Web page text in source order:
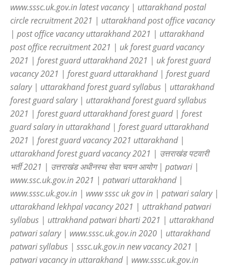
www.sssc.uk.gov.in latest vacancy | uttarakhand postal
circle recruitment 2021 | uttarakhand post office vacancy
| post office vacancy uttarakhand 2021 | uttarakhand
post office recruitment 2021 | uk forest guard vacancy
2021 | forest guard uttarakhand 2021 | uk forest guard
vacancy 2021 | forest guard uttarakhand | forest guard
salary | uttarakhand forest guard syllabus | uttarakhand
forest guard salary | uttarakhand forest guard syllabus
2021 | forest guard uttarakhand forest guard | forest
guard salary in uttarakhand | forest guard uttarakhand
2021 | forest guard vacancy 2021 uttarakhand |
uttarakhand forest guard vacancy 2021 | उत्तराखंड पटवारी
भर्ती 2021 | उत्तराखंड अधीनस्थ सेवा चयन आयोग | patwari |
www.ssc.uk.gov.in 2021 | patwari uttarakhand |
www.sssc.uk.gov.in | www sssc uk gov in | patwari salary |
uttarakhand lekhpal vacancy 2021 | uttrakhand patwari
syllabus | uttrakhand patwari bharti 2021 | uttarakhand
patwari salary | www.sssc.uk.gov.in 2020 | uttarakhand
patwari syllabus | sssc.uk.gov.in new vacancy 2021 |
patwari vacancy in uttarakhand | www.sssc.uk.gov.in